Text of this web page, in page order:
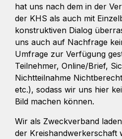
hat uns nach dem in der
der KHS als auch mit
konstruktiven Dialog
uns auch auf Nachfrage
Umfrage zur Verfügung
Teilnehmer, Online/Brief,
Nichtteilnahme
etc.), sodass wir uns hier
Bild machen können.
Wir als Zweckverband
der Kreishandwerkerschaft